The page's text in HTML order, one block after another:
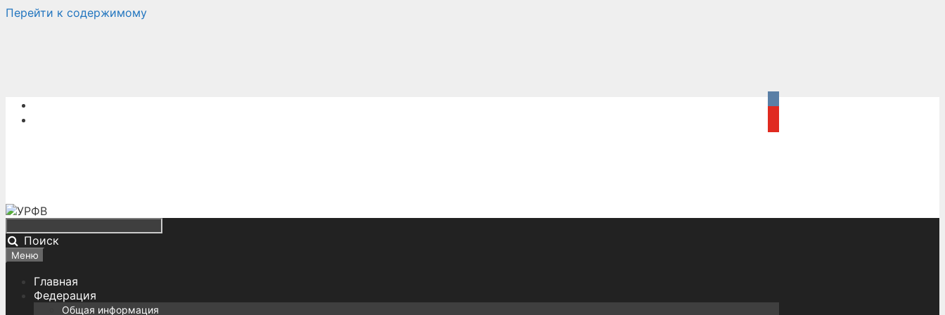
Перейти к содержимому
Поиск
Меню
Главная
Федерация
Общая информация